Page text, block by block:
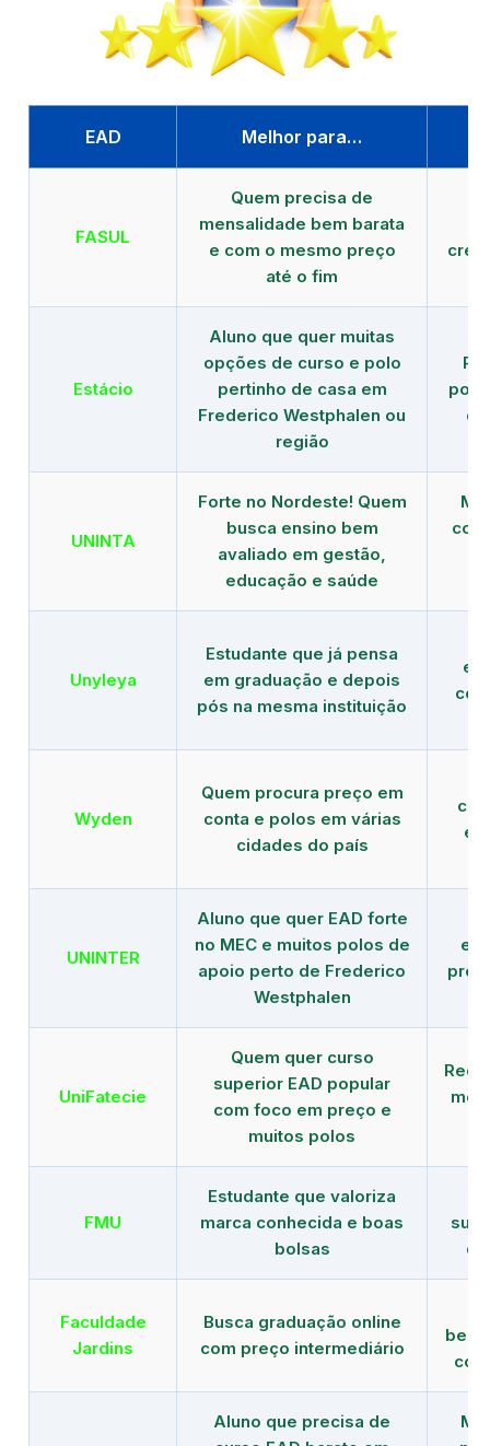
EAD Melhor para…
FASUL
Quem precisa de
mensalidade bem barata
e com o mesmo preço
até o fim
Estácio
Aluno que quer muitas
opções de curso e polo
pertinho de casa em
Frederico Westphalen ou
região
UNINTA
Forte no Nordeste! Quem
busca ensino bem
avaliado em gestão,
educação e saúde
Unyleya
Estudante que já pensa
em graduação e depois
pós na mesma instituição
Wyden
Quem procura preço em
conta e polos em várias
cidades do país
UNINTER
Aluno que quer EAD forte
no MEC e muitos polos de
apoio perto de Frederico
Westphalen
UniFatecie
Quem quer curso
superior EAD popular
com foco em preço e
muitos polos
FMU
Estudante que valoriza
marca conhecida e boas
bolsas
Faculdade
Jardins
Busca graduação online
com preço intermediário
Aluno que precisa de